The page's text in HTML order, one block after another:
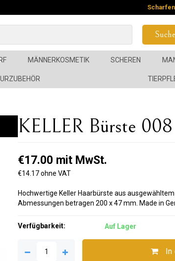
Scharfen
MÄNNERKOSMETIK SCHEREN
KELLER Bürste
€17.00 mit MwSt.
€14.17 ohne VAT
Hochwertige Keller Haarbürste aus
Abmessungen betragen 200 x 47 mm. Made in
Verfügbarkeit: Auf Lager
In